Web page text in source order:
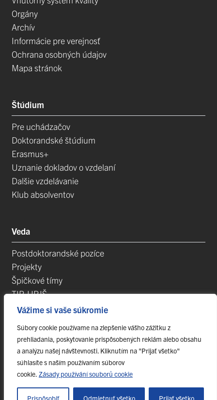
Vážime si vaše súkromie
Súbory cookie používame na zlepšenie vášho zážitku z
prehliadania, poskytovanie prispôsobených reklám alebo obsahu
a analýzu našej návštevnosti. Kliknutím na "Prijať všetko"
súhlasíte s naším používaním súborov
cookie. Zásady používání souborů cookie
Prispôsobiť Odmietnuť všetko Prijať všetko
Orgány
Archív
Informácie pre verejnosť
Ochrana osobných údajov
Mapa stránok
Štúdium
Pre uchádzačov
Doktorandské štúdium
Erasmus+
Uznanie dokladov o vzdelaní
Dalšie vzdelávanie
Klub absolventov
Veda
Postdoktorandské pozíce
Projekty
Špičkové tímy
TIP-UPJŠ
Vedecké parky
Habilitačné a vymenúvacie konania
© 2026 Centrum celoživotného vzdelávania a podpory projektov UPJŠ,
webccvapp@upjs.sk